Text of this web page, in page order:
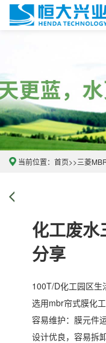
当前位置： 首页>>三菱
化工废水
分享
100T/D化工园区生
选用mbr帘式膜化
容易维护：膜元件
设计优良，容易拆